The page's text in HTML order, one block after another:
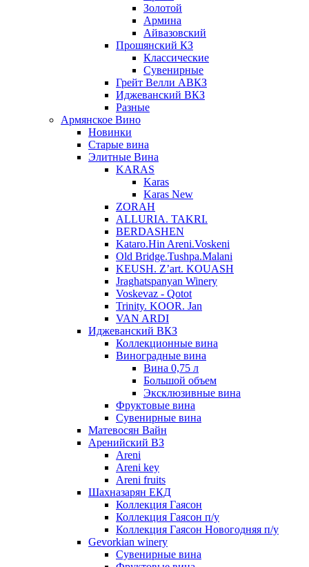
Золотой
Армина
Айвазовский
Прошянский КЗ
Классические
Сувенирные
Грейт Велли АВКЗ
Иджеванский ВКЗ
Разные
Армянское Вино
Новинки
Старые вина
Элитные Вина
KARAS
Karas
Karas New
ZORAH
ALLURIA. TAKRI.
BERDASHEN
Kataro.Hin Areni.Voskeni
Old Bridge.Tushpa.Malani
KEUSH. Z’art. KOUASH
Jraghatspanyan Winery
Voskevaz - Qotot
Trinity. KOOR. Jan
VAN ARDI
Иджеванский ВКЗ
Коллекционные вина
Виноградные вина
Вина 0,75 л
Большой объем
Эксклюзивные вина
Фруктовые вина
Cувенирные вина
Матевосян Вайн
Аренийский ВЗ
Areni
Areni key
Areni fruits
Шахназарян ЕКД
Коллекция Гаясон
Коллекция Гаясон п/у
Коллекция Гаясон Новогодняя п/у
Gevorkian winery
Сувенирные вина